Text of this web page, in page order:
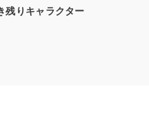
残りキャラクター